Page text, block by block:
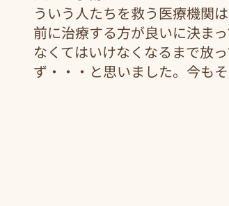
ういう人たちを救う医療機関
前に治療する方が良いに決ま
なくてはいけなくなるまで放
ず・・・と思いました。今も